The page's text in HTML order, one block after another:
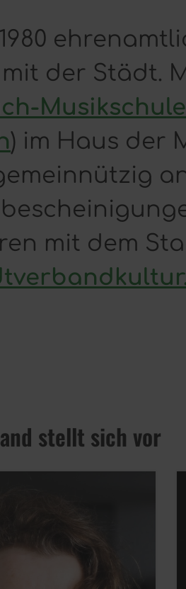
der Städt.
) im Haus der
mit dem
stellt sich vor